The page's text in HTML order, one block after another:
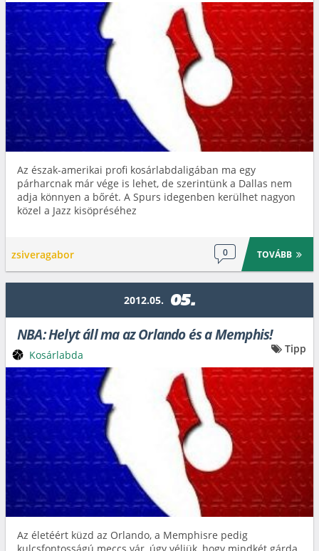
Az észak-amerikai profi kosárlabdaligában ma egy
párharcnak már vége is lehet, de szerintünk a Dallas nem
adja könnyen a bőrét. A Spurs idegenben kerülhet nagyon
közel a Jazz kisöpréséhez
zsiveragabor 0 TOVÁBB
2012.05. 05.
NBA: Helyt áll ma az Orlando és a Memphis!
Az életéért küzd az Orlando, a Memphisre pedig
Kosárlabda Tipp